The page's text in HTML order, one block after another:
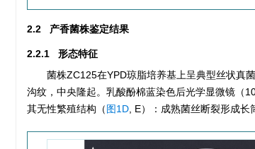
2.2 产香菌株鉴定结果
2.2.1 形态特征
菌株ZC125在YPD琼脂培养基上呈典型丝状真
沟纹，中央隆起。乳酸酚棉蓝染色后光学显微镜（
其无性繁殖结构（图1D , E）：成熟菌丝断裂形成